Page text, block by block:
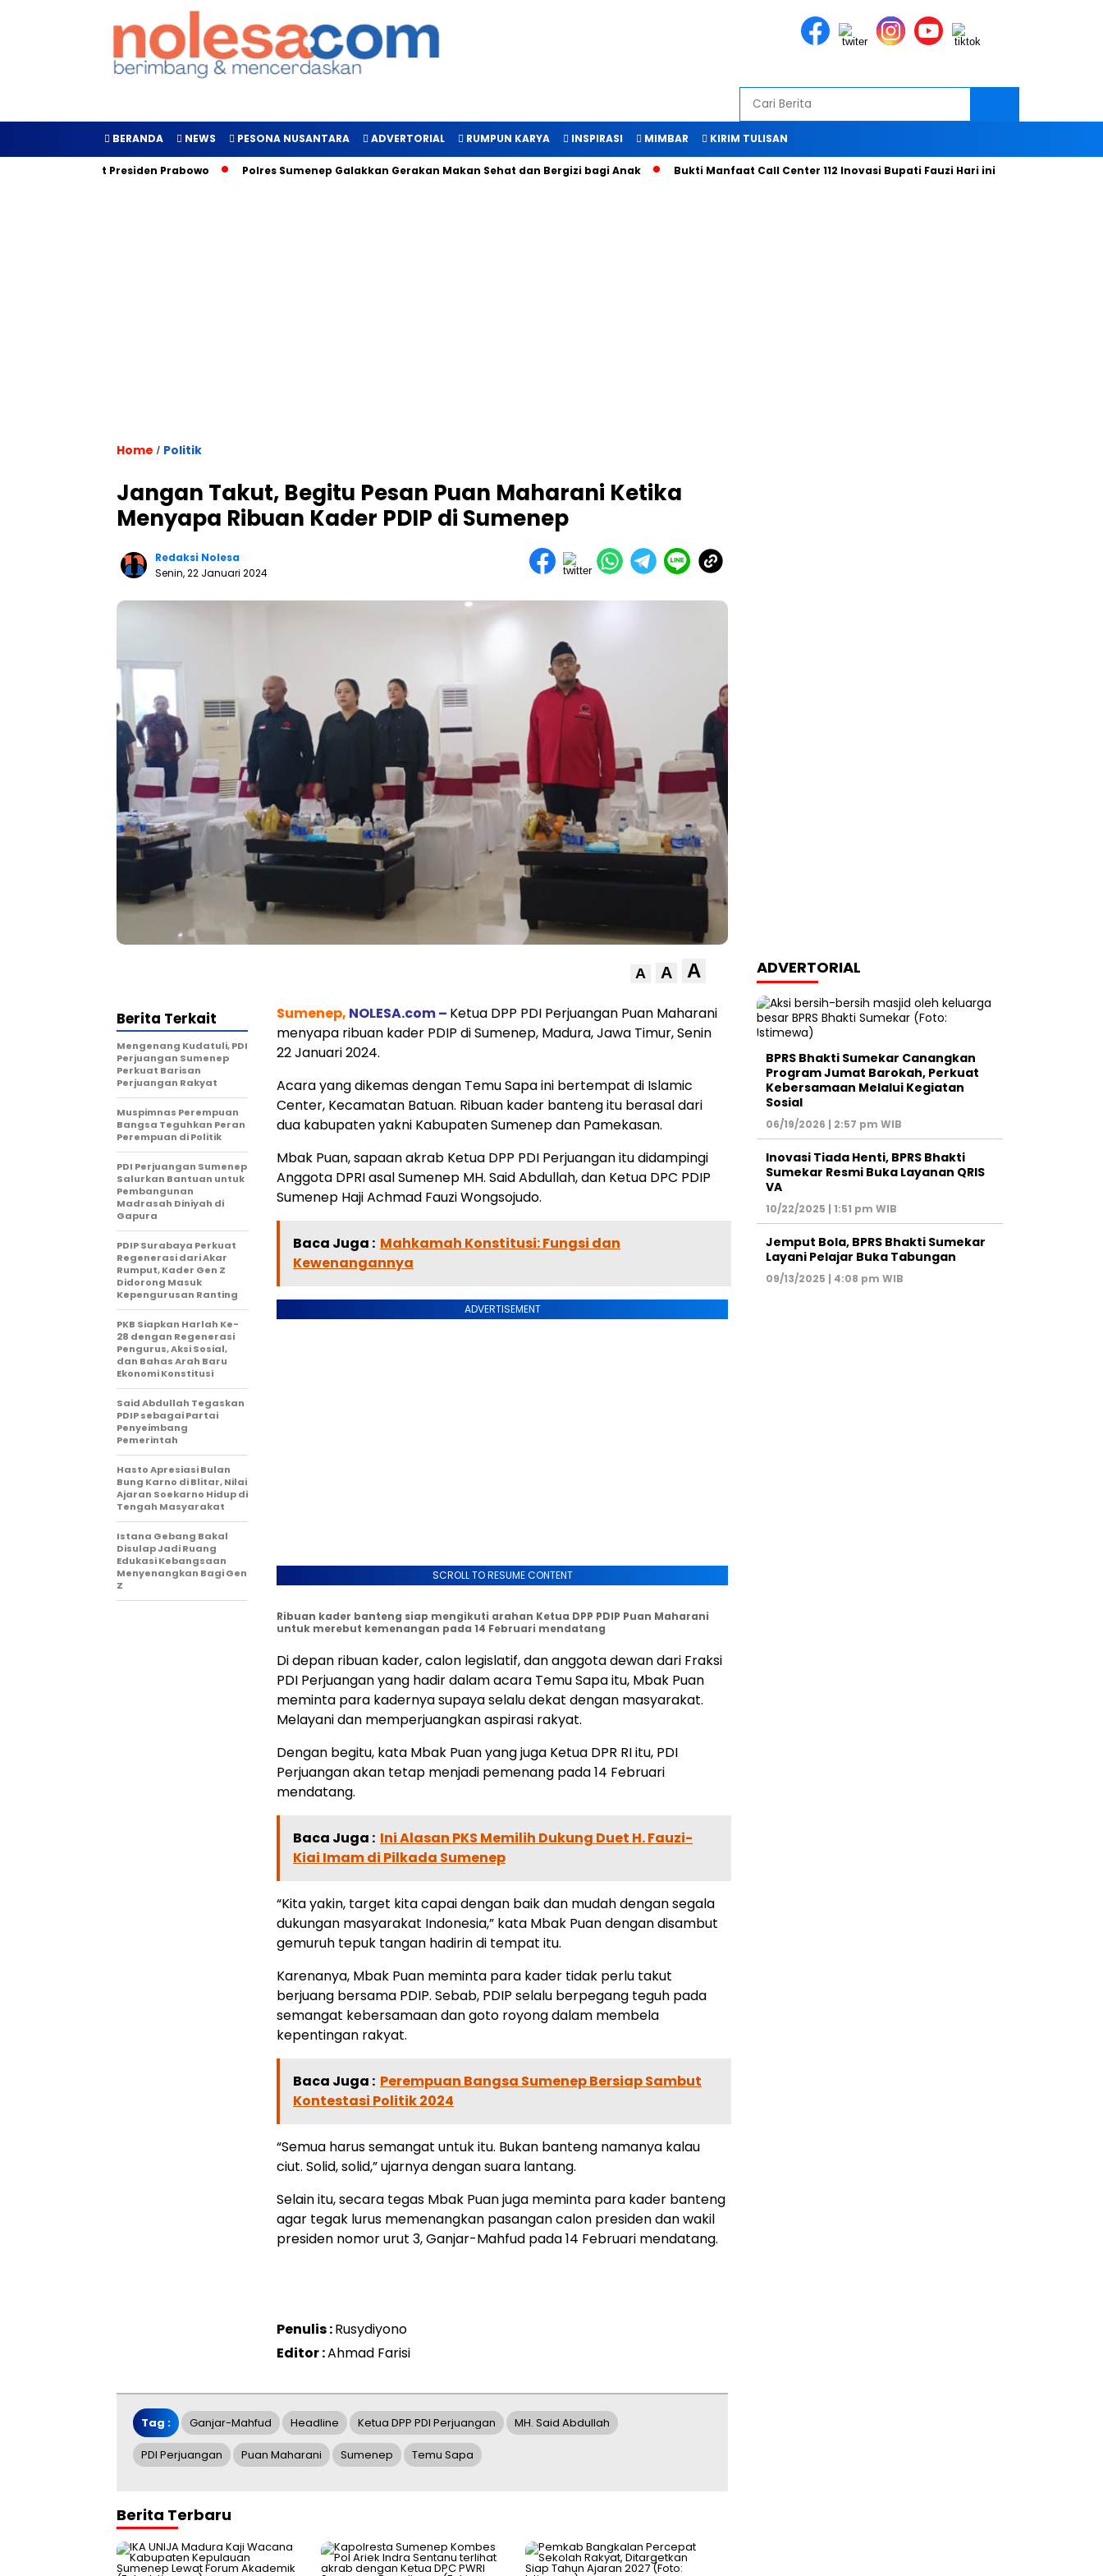
BERANDA NEWS PESONA NUSANTARA ADVERTORIAL RUMPUN KARYA INSPIRASI MIMBAR KIRIM TULISAN
Target Presiden Prabowo Polres Sumenep Galakkan Gerakan Makan Sehat dan Bergizi bagi Anak Bukti Manfaat Call Center 112 Inovasi Bupati Fauzi Hari ini Bersama Tim KP3,
Home / Politik
Jangan Takut, Begitu Pesan Puan Maharani Ketika
Menyapa Ribuan Kader PDIP di Sumenep
Redaksi Nolesa
Senin, 22 Januari 2024
A A A
Sumenep, NOLESA.com – Ketua DPP PDI Perjuangan Puan Maharani
menyapa ribuan kader PDIP di Sumenep, Madura, Jawa Timur, Senin
22 Januari 2024.
Acara yang dikemas dengan Temu Sapa ini bertempat di Islamic
Center, Kecamatan Batuan. Ribuan kader banteng itu berasal dari
dua kabupaten yakni Kabupaten Sumenep dan Pamekasan.
Mbak Puan, sapaan akrab Ketua DPP PDI Perjuangan itu didampingi
Anggota DPRI asal Sumenep MH. Said Abdullah, dan Ketua DPC PDIP
Sumenep Haji Achmad Fauzi Wongsojudo.
Baca Juga : Mahkamah Konstitusi: Fungsi dan
Kewenangannya
ADVERTISEMENT
SCROLL TO RESUME CONTENT
Ribuan kader banteng siap mengikuti arahan Ketua DPP PDIP Puan Maharani
untuk merebut kemenangan pada 14 Februari mendatang
Di depan ribuan kader, calon legislatif, dan anggota dewan dari Fraksi
PDI Perjuangan yang hadir dalam acara Temu Sapa itu, Mbak Puan
meminta para kadernya supaya selalu dekat dengan masyarakat.
Melayani dan memperjuangkan aspirasi rakyat.
Dengan begitu, kata Mbak Puan yang juga Ketua DPR RI itu, PDI
Perjuangan akan tetap menjadi pemenang pada 14 Februari
mendatang.
Baca Juga : Ini Alasan PKS Memilih Dukung Duet H. Fauzi-
Kiai Imam di Pilkada Sumenep
“Kita yakin, target kita capai dengan baik dan mudah dengan segala
dukungan masyarakat Indonesia,” kata Mbak Puan dengan disambut
gemuruh tepuk tangan hadirin di tempat itu.
Karenanya, Mbak Puan meminta para kader tidak perlu takut
berjuang bersama PDIP. Sebab, PDIP selalu berpegang teguh pada
semangat kebersamaan dan goto royong dalam membela
kepentingan rakyat.
Baca Juga : Perempuan Bangsa Sumenep Bersiap Sambut
Kontestasi Politik 2024
“Semua harus semangat untuk itu. Bukan banteng namanya kalau
ciut. Solid, solid,” ujarnya dengan suara lantang.
Selain itu, secara tegas Mbak Puan juga meminta para kader banteng
agar tegak lurus memenangkan pasangan calon presiden dan wakil
presiden nomor urut 3, Ganjar-Mahfud pada 14 Februari mendatang.
Penulis :Rusydiyono
Editor :Ahmad Farisi
Berita Terkait
Mengenang Kudatuli, PDI
Perjuangan Sumenep
Perkuat Barisan
Perjuangan Rakyat
Muspimnas Perempuan
Bangsa Teguhkan Peran
Perempuan di Politik
PDI Perjuangan Sumenep
Salurkan Bantuan untuk
Pembangunan
Madrasah Diniyah di
Gapura
PDIP Surabaya Perkuat
Regenerasi dari Akar
Rumput, Kader Gen Z
Didorong Masuk
Kepengurusan Ranting
PKB Siapkan Harlah Ke-
28 dengan Regenerasi
Pengurus, Aksi Sosial,
dan Bahas Arah Baru
Ekonomi Konstitusi
Said Abdullah Tegaskan
PDIP sebagai Partai
Penyeimbang
Pemerintah
Hasto Apresiasi Bulan
Bung Karno di Blitar, Nilai
Ajaran Soekarno Hidup di
Tengah Masyarakat
Istana Gebang Bakal
Disulap Jadi Ruang
Edukasi Kebangsaan
Menyenangkan Bagi Gen
Z
Tag : Ganjar-Mahfud Headline Ketua DPP PDI Perjuangan MH. Said Abdullah
PDI Perjuangan Puan Maharani Sumenep Temu Sapa
Berita Terbaru
ADVERTORIAL
BPRS Bhakti Sumekar Canangkan
Program Jumat Barokah, Perkuat
Kebersamaan Melalui Kegiatan
Sosial
06/19/2026 | 2:57 pm WIB
Inovasi Tiada Henti, BPRS Bhakti
Sumekar Resmi Buka Layanan QRIS
VA
10/22/2025 | 1:51 pm WIB
Jemput Bola, BPRS Bhakti Sumekar
Layani Pelajar Buka Tabungan
09/13/2025 | 4:08 pm WIB